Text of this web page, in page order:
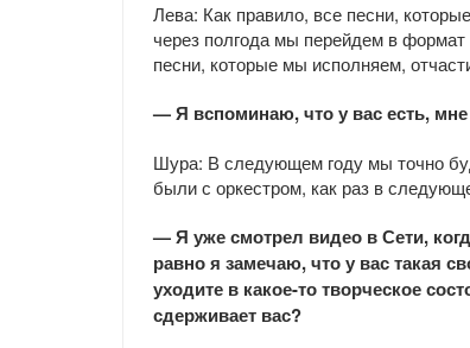
Лева: Как правило, все песни,
через полгода мы перейдем в
песни, которые мы исполняем,
— Я вспоминаю, что у вас есть,
Шура: В следующем году мы точно
были с оркестром, как раз в
— Я уже смотрел видео в Сети,
равно я замечаю, что у вас такая
уходите в какое-то творческое
сдерживает вас?